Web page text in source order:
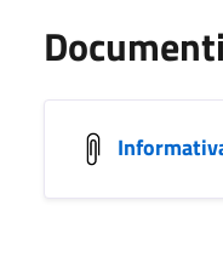
Documenti